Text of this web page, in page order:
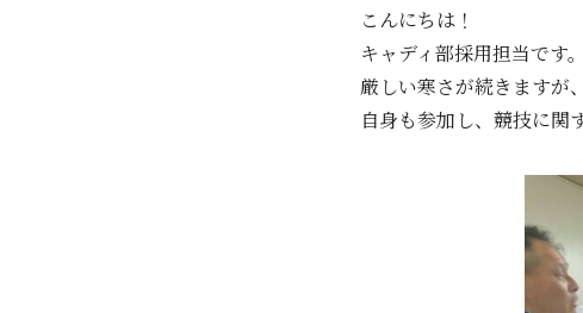
こんにちは！
キャディ部採用担当です。
厳しい寒さが続きますが
自身も参加し、競技に関